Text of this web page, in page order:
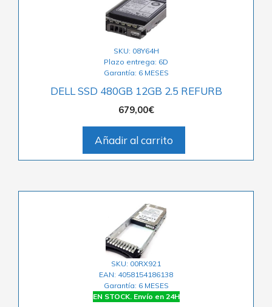
SKU: 08Y64H
Plazo entrega: 6D
Garantía: 6 MESES
DELL SSD 480GB 12GB 2.5 REFURB
679,00€
Añadir al carrito
SKU: 00RX921
EAN: 4058154186138
Garantía: 6 MESES
EN STOCK. Envío en 24H